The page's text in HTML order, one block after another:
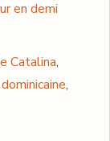
en demi
Catalina,
,